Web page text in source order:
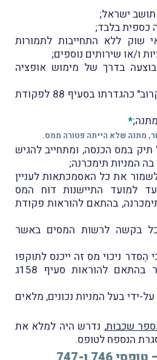
שוק ללא התחייבות לתמורות
ו/או שירותים נוספים;
בדרך של מימוש אופציה
5. המניות לא נרכשו מ"קרוב" כהגדרתו בסעיף 88 לפקודת
*
מתנה שלא הייתה פטורה ממס.
תיק במס הכנסה, ומתחייב להגיש
המניות תימכרנה;
את כל האסמכתאות לעניין
למועד התיישנות דוח המס
בהתאם להוראות פקודת
בקשה לרשות המסים באשר
הֶסדר ניכוי מס זה ייכנס לתוקפו
רק לאחַר קבלת אישור בהתאם להוראות סעיף 158ג
ידי בעל המניות נכונים, מלאים
שכבות, נדרש היה למלא את
הנספח לטופס.